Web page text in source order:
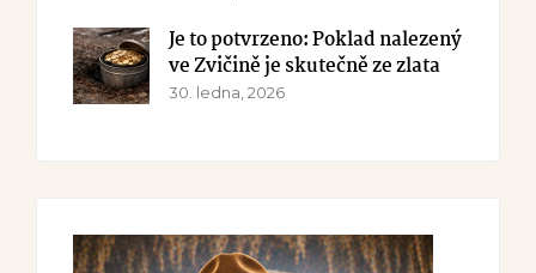
Je to potvrzeno: Poklad nalezený
ve Zvičině je skutečně ze zlata
30. ledna, 2026